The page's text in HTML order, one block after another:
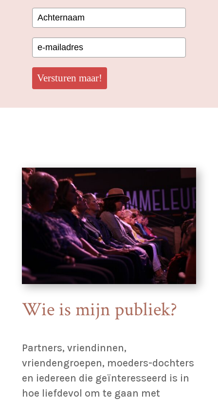
Versturen maar!
Wie is mijn publiek?
Partners, vriendinnen,
vriendengroepen, moeders-dochters
en iedereen die geïnteresseerd is in
hoe liefdevol om te gaan met